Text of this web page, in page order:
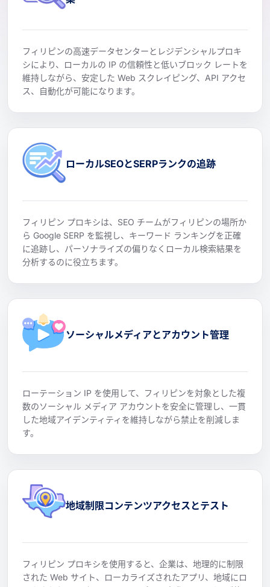
フィリピンの高速データセンターとレジデンシャルプロキ
シにより、ローカルの IP の信頼性と低いブロック レートを
維持しながら、安定した Web スクレイピング、API アクセ
ス、自動化が可能になります。
ローカルSEOとSERPランクの追跡
フィリピン プロキシは、SEO チームがフィリピンの場所か
ら Google SERP を監視し、キーワード ランキングを正確
に追跡し、パーソナライズの偏りなくローカル検索結果を
分析するのに役立ちます。
ソーシャルメディアとアカウント管理
ローテーション IP を使用して、フィリピンを対象とした複
数のソーシャル メディア アカウントを安全に管理し、一貫
した地域アイデンティティを維持しながら禁止を削減しま
す。
地域制限コンテンツアクセスとテスト
フィリピン プロキシを使用すると、企業は、地理的に制限
された Web サイト、ローカライズされたアプリ、地域にロ